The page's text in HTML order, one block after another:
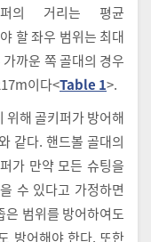
의 거리는 평균
할 좌우 범위는 최대
까운 쪽 골대의 경우
이다<Table 1>.
위해 골키퍼가 방어해
같다. 핸드볼 골대의
가 만약 모든 슈팅을
수 있다고 가정하면
은 범위를 방어하여도
방어해야 한다. 또한